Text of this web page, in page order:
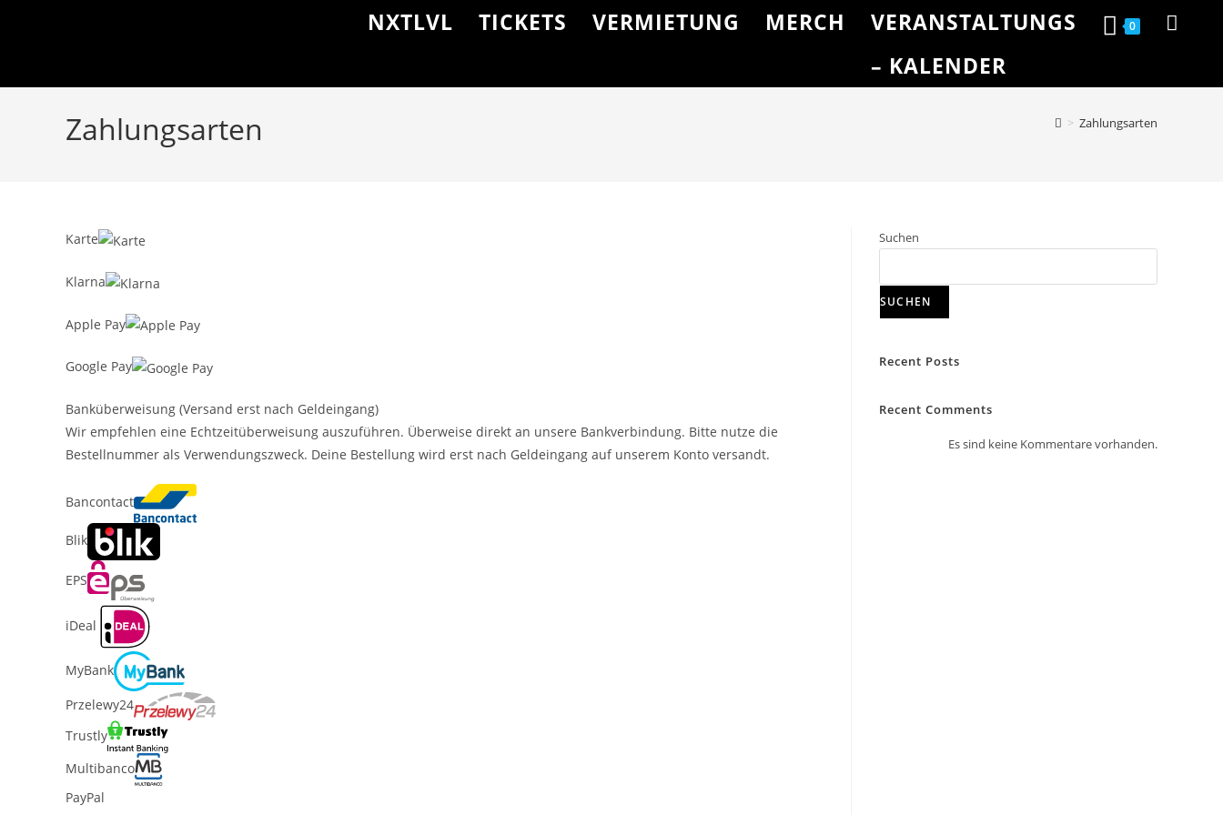
NXTLVL TICKETS VERMIETUNG MERCH
VERANSTALTUNGS
– KALENDER
0
Zahlungsarten > Zahlungsarten
Karte
Klarna
Apple Pay
Google Pay
Banküberweisung (Versand erst nach Geldeingang)
Wir empfehlen eine Echtzeitüberweisung auszuführen. Überweise direkt an unsere Bankverbindung. Bitte nutze die
Bestellnummer als Verwendungszweck. Deine Bestellung wird erst nach Geldeingang auf unserem Konto versandt.
Bancontact
Blik
EPS
iDeal
MyBank
Przelewy24
Trustly
Multibanco
PayPal
Suchen
SUCHEN
Recent Posts
Recent Comments
Es sind keine Kommentare vorhanden.